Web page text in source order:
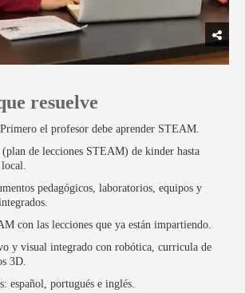
resuelve
el profesor debe aprender STEAM.
de lecciones STEAM) de kinder hasta
pedagógicos, laboratorios, equipos y
con las lecciones que ya están impartiendo.
y visual integrado con robótica, curricula de
3D.
español, portugués e inglés.